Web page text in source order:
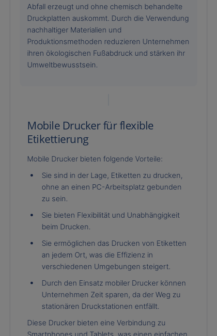
Abfall erzeugt und ohne chemisch behandelte
Druckplatten auskommt. Durch die Verwendung
nachhaltiger Materialien und
Produktionsmethoden reduzieren Unternehmen
ihren ökologischen Fußabdruck und stärken ihr
Umweltbewusstsein.
Mobile Drucker für flexible
Etikettierung
Mobile Drucker bieten folgende Vorteile:
Sie sind in der Lage, Etiketten zu drucken,
ohne an einen PC-Arbeitsplatz gebunden
zu sein.
Sie bieten Flexibilität und Unabhängigkeit
beim Drucken.
Sie ermöglichen das Drucken von Etiketten
an jedem Ort, was die Effizienz in
verschiedenen Umgebungen steigert.
Durch den Einsatz mobiler Drucker können
Unternehmen Zeit sparen, da der Weg zu
stationären Druckstationen entfällt.
Diese Drucker bieten eine Verbindung zu